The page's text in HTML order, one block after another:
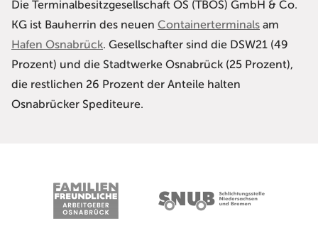
Die Terminalbesitzgesellschaft OS (TBOS) GmbH & Co.
KG ist Bauherrin des neuen Containerterminals am
Hafen Osnabrück. Gesellschafter sind die DSW21 (49
Prozent) und die Stadtwerke Osnabrück (25 Prozent),
die restlichen 26 Prozent der Anteile halten
Osnabrücker Spediteure.